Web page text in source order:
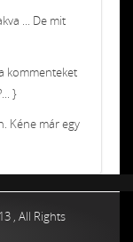
... De mit
kommenteket
}
Kéne már egy
, All Rights